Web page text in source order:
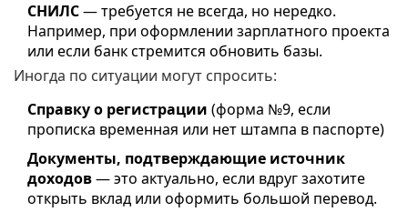
СНИЛС— требуется не всегда, но нередко.
Например, при оформлении зарплатного проекта
или если банк стремится обновить базы.
Иногда по ситуации могут спросить:
Справку о регистрации (форма №9, если
прописка временная или нет штампа в паспорте)
Документы, подтверждающие источник
доходов— это актуально, если вдруг захотите
открыть вклад или оформить большой перевод.